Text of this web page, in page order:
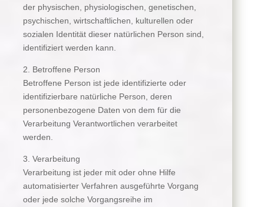
der physischen, physiologischen, genetischen,
psychischen, wirtschaftlichen, kulturellen oder
sozialen Identität dieser natürlichen Person sind,
identifiziert werden kann.
2. Betroffene Person
Betroffene Person ist jede identifizierte oder
identifizierbare natürliche Person, deren
personenbezogene Daten von dem für die
Verarbeitung Verantwortlichen verarbeitet
werden.
3. Verarbeitung
Verarbeitung ist jeder mit oder ohne Hilfe
automatisierter Verfahren ausgeführte Vorgang
oder jede solche Vorgangsreihe im